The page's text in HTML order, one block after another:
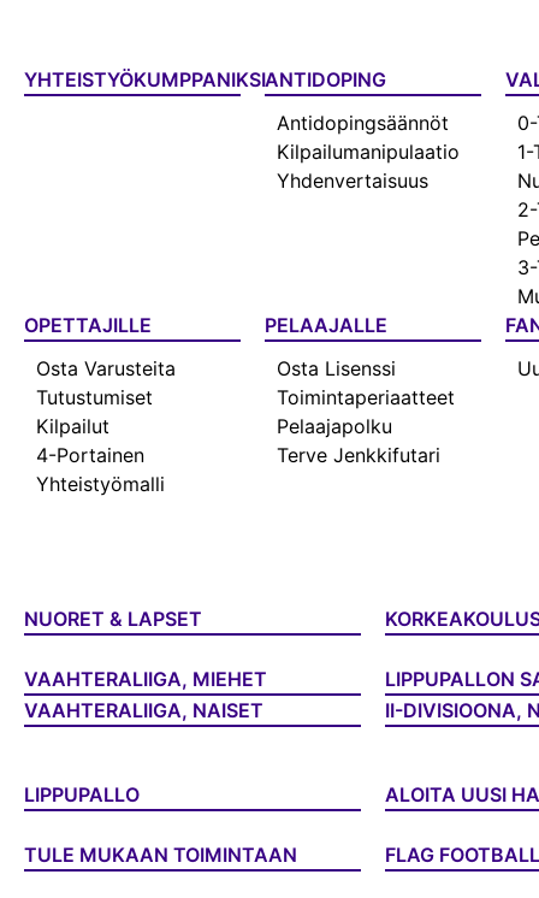
OPETTAJILLE
Osta Varusteita
Tutustumiset
Kilpailut
4-Portainen
Yhteistyömalli
PELAAJALLE
Osta Lisenssi
Toimintaperiaatteet
Pelaajapolku
Terve Jenkkifutari
YHTEISTYÖKUMPPANIKSIANTIDOPING
Antidopingsäännöt
Kilpailumanipulaatio
Yhdenvertaisuus
VAAHTERALIIGA, NAISET
VAAHTERALIIGA, MIEHET
LIPPUPALLON
II-DIVISIOONA,
NUORET & LAPSET
LIPPUPALLO ALOITA UUSI
TULE MUKAAN TOIMINTAAN FLAG FOOTBALL